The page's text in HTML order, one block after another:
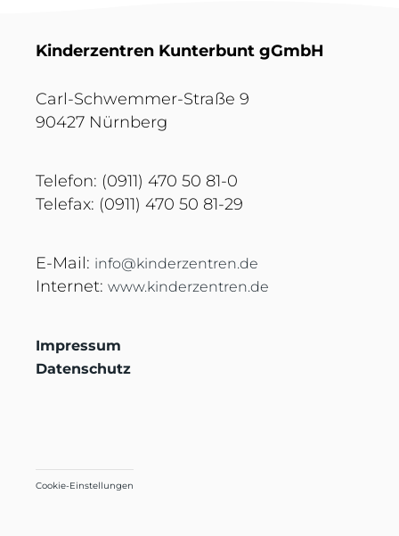
Kinderzentren Kunterbunt gGmbH
Carl-Schwemmer-Straße 9
90427 Nürnberg
Telefon: (0911) 470 50 81-0
Telefax: (0911) 470 50 81-29
E-Mail: info@kinderzentren.de
Internet: www.kinderzentren.de
Impressum
Datenschutz
Cookie-Einstellungen